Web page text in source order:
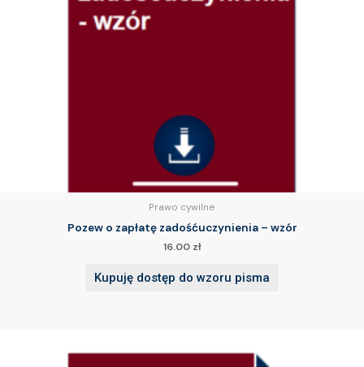
Prawo cywilne
Pozew o zapłatę zadośćuczynienia – wzór
16.00 zł
Kupuję dostęp do wzoru pisma